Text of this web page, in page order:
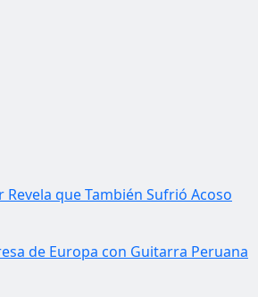
Revela que También Sufrió Acoso
de Europa con Guitarra Peruana